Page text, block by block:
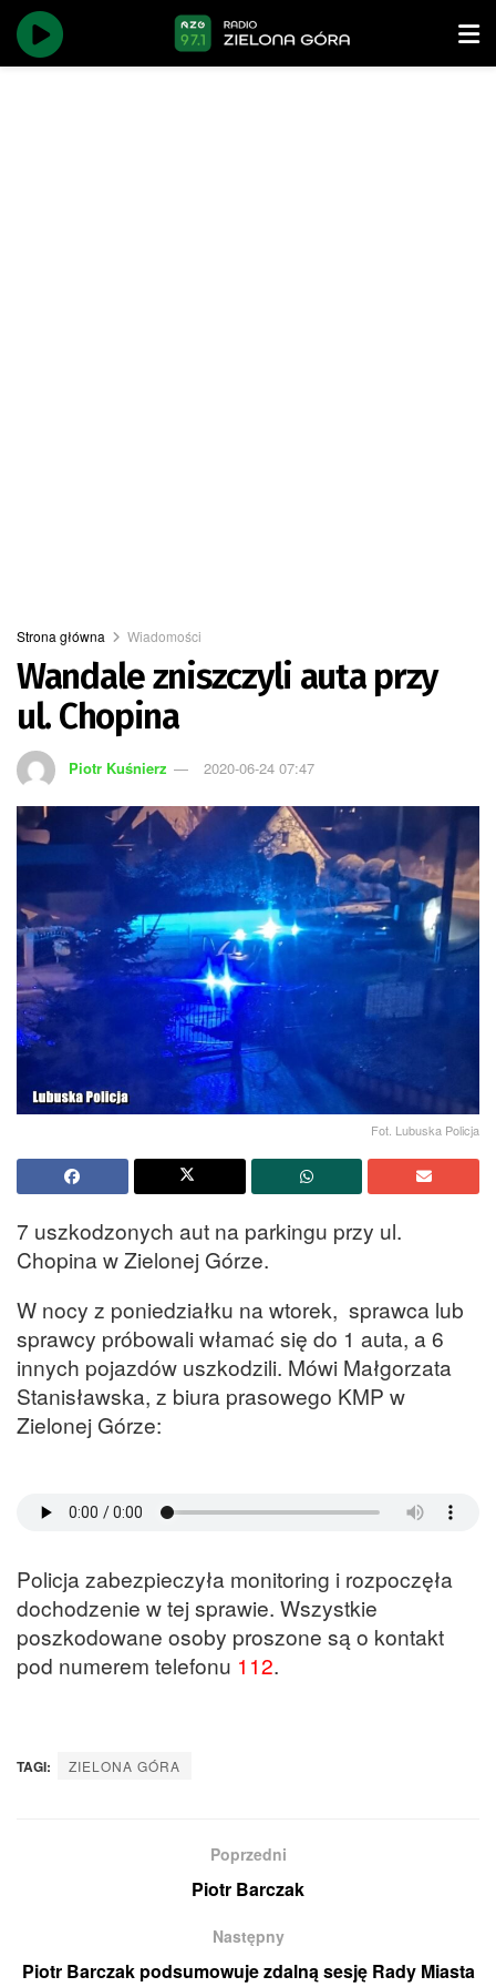
Strona główna Wiadomości
Wandale zniszczyli auta przy
ul. Chopina
Piotr Kuśnierz 2020-06-24 07:47
Fot. Lubuska Policja
7 uszkodzonych aut na parkingu przy ul.
Chopina w Zielonej Górze.
W nocy z poniedziałku na wtorek, sprawca lub
sprawcy próbowali włamać się do 1 auta, a 6
innych pojazdów uszkodzili. Mówi Małgorzata
Stanisławska, z biura prasowego KMP w
Zielonej Górze:
Policja zabezpieczyła monitoring i rozpoczęła
dochodzenie w tej sprawie. Wszystkie
poszkodowane osoby proszone są o kontakt
pod numerem telefonu 112.
TAGI: ZIELONA GÓRA
Poprzedni
Piotr Barczak
Następny
Piotr Barczak podsumowuje zdalną sesję Rady Miasta